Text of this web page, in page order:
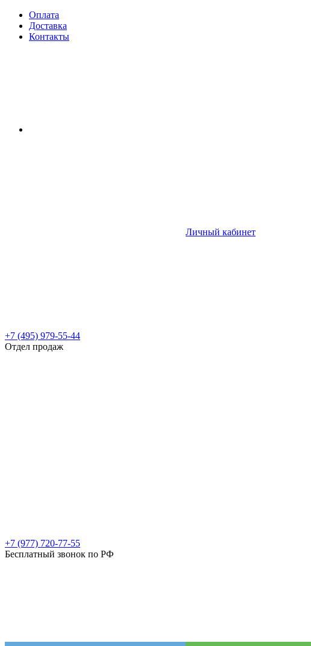
Оплата
Доставка
Контакты
Личный кабинет
+7 (495) 979-55-44
Отдел продаж
+7 (977) 720-77-55
Бесплатный звонок по РФ